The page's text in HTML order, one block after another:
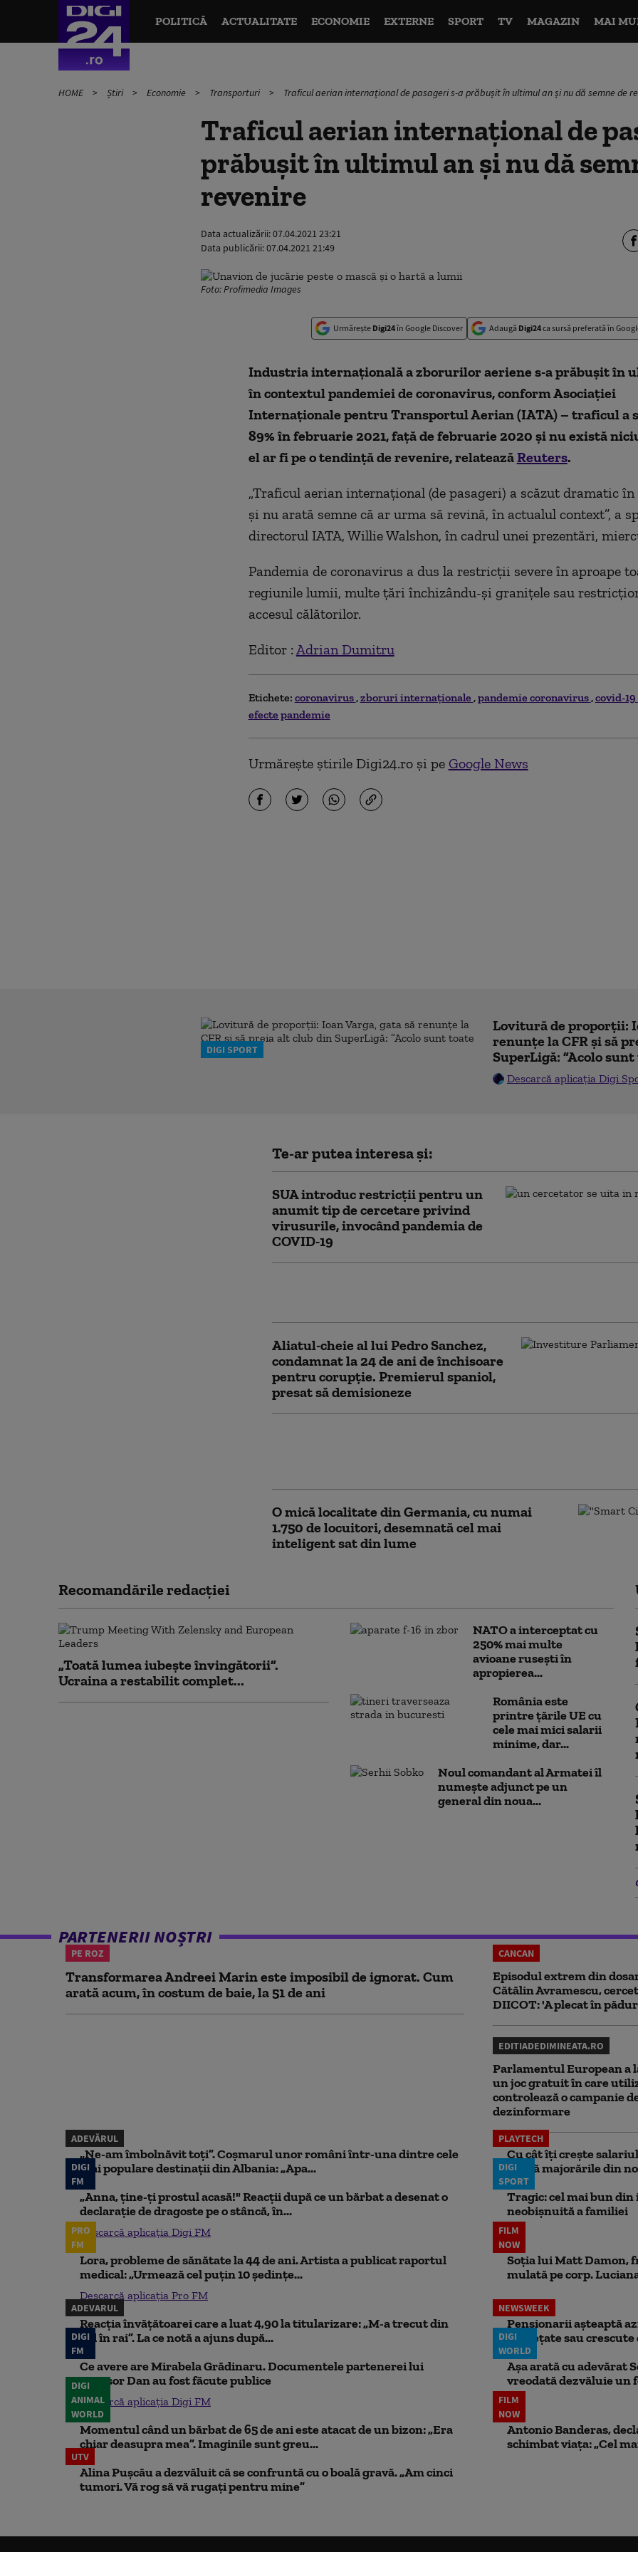
POLITICĂ ACTUALITATE ECONOMIE EXTERNE SPORT TV MAGAZIN MAI
HOME Știri Economie Transporturi Traficul aerian internațional de pasageri s-a prăbușit în ultimul an și nu dă semne de
Traficul aerian internațional de
prăbușit în ultimul an și nu dă
revenire
Data actualizării:07.04.2021 23:21
Data publicării:07.04.2021 21:49
Foto: Profimedia Images
Urmărește Digi24în Google Discover Adaugă Digi24ca sursă preferată în
Industria internațională a zborurilor aeriene s-a prăbușit în
în contextul pandemiei de coronavirus, conform Asociației
Internaționale pentru Transportul Aerian (IATA) – traficul a
89% în februarie 2021, față de februarie 2020 și nu există
el ar fi pe o tendință de revenire, relateazăReuters.
„Traficul aerian internațional (de pasageri) a scăzut dramatic
și nu arată semne că ar urma să revină, în actualul context”, a
directorul IATA, Willie Walshon, în cadrul unei prezentări,
Pandemia de coronavirus a dus la restricții severe în aproape
regiunile lumii, multe țări închizându-și granițele sau
accesul călătorilor.
Editor : Adrian Dumitru
Etichete: coronavirus zboruri internaţionale pandemie coronavirus covid-19
efecte pandemie
Urmărește știrile Digi24.ro și pe Google News
DIGI SPORT
Lovitură de proporții:
renunțe la CFR și să
SuperLigă: ”Acolo
Descarcă aplicația Digi
Te-ar putea interesa și:
SUA introduc restricții pentru un
anumit tip de cercetare privind
virusurile, invocând pandemia de
COVID-19
Aliatul-cheie al lui Pedro Sanchez,
condamnat la 24 de ani de închisoare
pentru corupție. Premierul spaniol,
presat să demisioneze
O mică localitate din Germania, cu numai
1.750 de locuitori, desemnată cel mai
inteligent sat din lume
Recomandările redacţiei
„Toată lumea iubește învingătorii”.
Ucraina a restabilit complet...
NATO a interceptat cu
250% mai multe
avioane rusești în
apropierea...
România este
printre țările UE cu
cele mai mici salarii
minime, dar...
Noul comandant al Armatei îl
numește adjunct pe un
general din noua...
PARTENERII NOȘTRI
PE ROZ
Transformarea Andreei Marin este imposibil de ignorat. Cum
arată acum, în costum de baie, la 51 de ani
CANCAN
Episodul extrem din
Cătălin Avramescu,
DIICOT: 'A plecat în
EDITIADEDIMINEATA.RO
Parlamentul European a
un joc gratuit în care
controlează o campanie
dezinformare
ADEVĂRUL
„Ne-am îmbolnăvit toți”. Coșmarul unor români într-una dintre cele
mai populare destinații din Albania: „Apa...
PLAYTECH
Cu cât îți crește
aplică majorările din
DIGI
FM
„Anna, ţine-ţi prostul acasă!" Reacţii după ce un bărbat a desenat o
declaraţie de dragoste pe o stâncă, în...
Descarcă aplicația Digi FM
DIGI
SPORT
Tragic: cel mai bun
neobișnuită a familiei
PRO
FM
Lora, probleme de sănătate la 44 de ani. Artista a publicat raportul
medical: „Urmează cel puțin 10 ședințe...
Descarcă aplicația Pro FM
FILM
NOW
Soția lui Matt Damon,
mulată pe corp.
ADEVARUL
Reacția învățătoarei care a luat 4,90 la titularizare: „M-a trecut din
iad în rai”. La ce notă a ajuns după...
NEWSWEEK
Pensionarii așteaptă
înghețate sau crescute
DIGI
FM
Ce avere are Mirabela Grădinaru. Documentele partenerei lui
Nicușor Dan au fost făcute publice
Descarcă aplicația Digi FM
DIGI
WORLD
Așa arată cu adevărat
vreodată dezvăluie un
DIGI
ANIMAL
WORLD
Momentul când un bărbat de 65 de ani este atacat de un bizon: „Era
chiar deasupra mea”. Imaginile sunt greu...
FILM
NOW
Antonio Banderas,
schimbat viața: „Cel
UTV
Alina Pușcău a dezvăluit că se confruntă cu o boală gravă. „Am cinci
tumori. Vă rog să vă rugați pentru mine”